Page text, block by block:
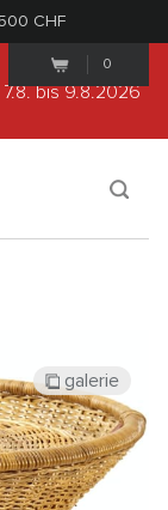
CHF
0
bis 9.8.2026
galerie